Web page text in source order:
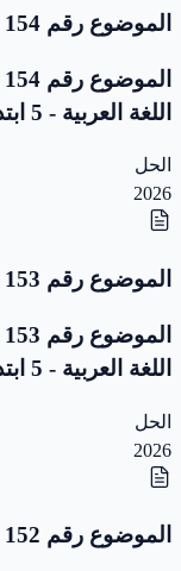
الموضوع رقم 154
اللغة العربية - 5 ابتدائي
الحل
2026
الموضوع رقم 153
اللغة العربية - 5 ابتدائي
الحل
2026
الموضوع رقم 152